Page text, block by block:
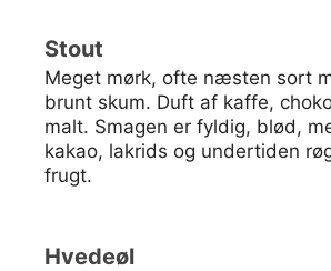
Stout
Meget mørk, ofte næsten sort
brunt skum. Duft af kaffe,
malt. Smagen er fyldig, blød,
kakao, lakrids og undertiden
frugt.
Hvedeøl